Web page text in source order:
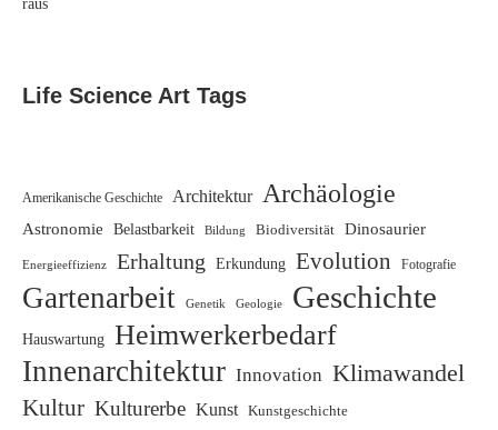
raus
Life Science Art Tags
Amerikanische Geschichte Architektur Archäologie
Astronomie Belastbarkeit Bildung Biodiversität Dinosaurier
Energieeffizienz Erhaltung Erkundung Evolution Fotografie
Gartenarbeit Genetik Geologie Geschichte
Hauswartung Heimwerkerbedarf
Innenarchitektur Innovation Klimawandel
Kultur Kulturerbe Kunst Kunstgeschichte